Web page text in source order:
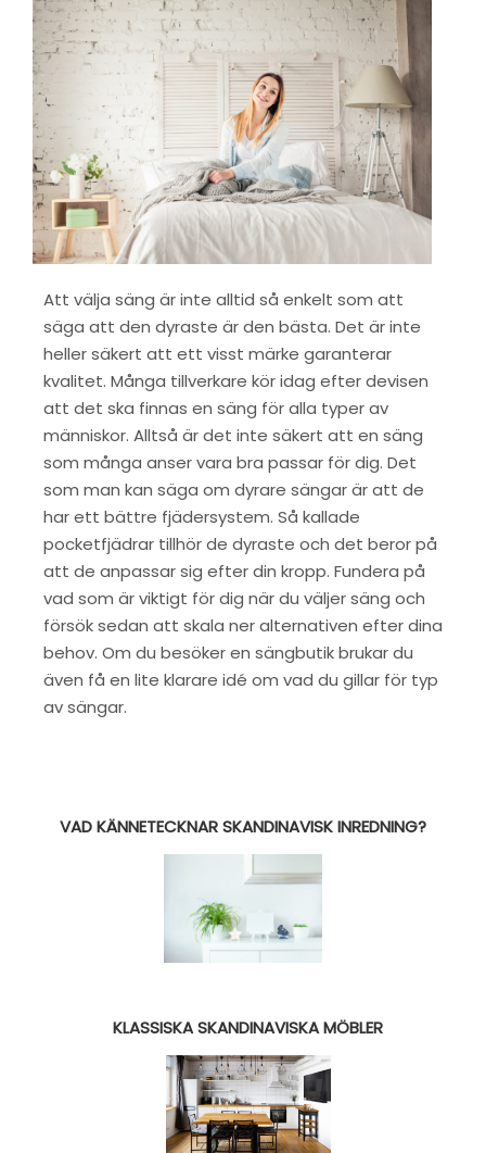
Att välja säng är inte alltid så enkelt som att
säga att den dyraste är den bästa. Det är inte
heller säkert att ett visst märke garanterar
kvalitet. Många tillverkare kör idag efter devisen
att det ska finnas en säng för alla typer av
människor. Alltså är det inte säkert att en säng
som många anser vara bra passar för dig. Det
som man kan säga om dyrare sängar är att de
har ett bättre fjädersystem. Så kallade
pocketfjädrar tillhör de dyraste och det beror på
att de anpassar sig efter din kropp. Fundera på
vad som är viktigt för dig när du väljer säng och
försök sedan att skala ner alternativen efter dina
behov. Om du besöker en sängbutik brukar du
även få en lite klarare idé om vad du gillar för typ
av sängar.
VAD KÄNNETECKNAR SKANDINAVISK INREDNING?
KLASSISKA SKANDINAVISKA MÖBLER